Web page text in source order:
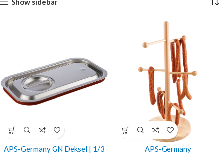
Show sidebar
APS-Germany GN Deksel | 1/3
APS-Germany